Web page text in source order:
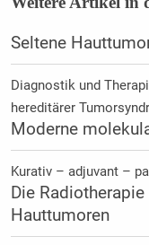
Seltene
Diagnostik und
hereditärer
Moderne
Kurativ – adjuvant –
Die
Hauttumoren